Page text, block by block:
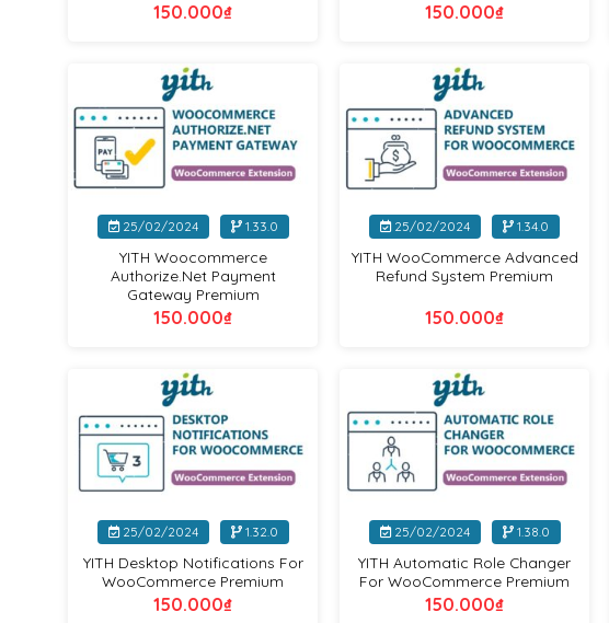
150.000₫ 150.000₫
+
25/02/2024 1.33.0
YITH Woocommerce
Authorize.Net Payment
Gateway Premium
150.000₫
+
25/02/2024 1.34.0
YITH WooCommerce Advanced
Refund System Premium
150.000₫
+
25/02/2024 1.32.0
YITH Desktop Notifications For
WooCommerce Premium
150.000₫
+
25/02/2024 1.38.0
YITH Automatic Role Changer
For WooCommerce Premium
150.000₫